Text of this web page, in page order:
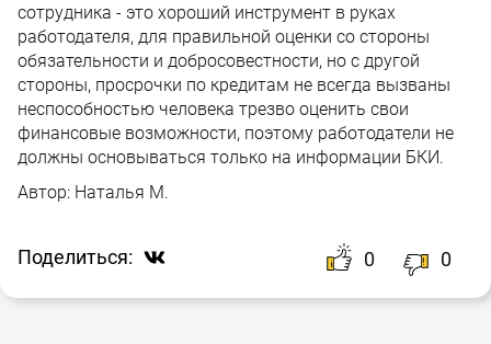
сотрудника - это хороший инструмент в руках
работодателя, для правильной оценки со стороны
обязательности и добросовестности, но с другой
стороны, просрочки по кредитам не всегда вызваны
неспособностью человека трезво оценить свои
финансовые возможности, поэтому работодатели не
должны основываться только на информации БКИ.
Автор: Наталья М.
Поделиться: 0 0